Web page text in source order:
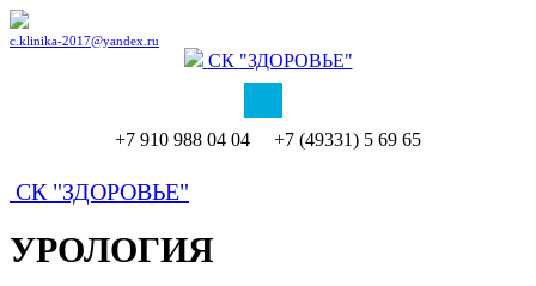
c.klinika-2017@yandex.ru
СК "ЗДОРОВЬЕ"
+7 910 988 04 04 +7 (49331) 5 69 65
СК "ЗДОРОВЬЕ"
УРОЛОГИЯ